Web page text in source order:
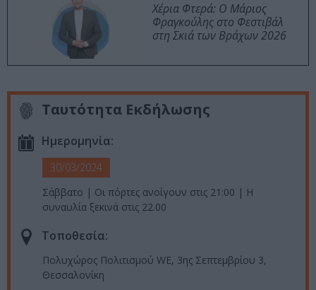
Χέρια Φτερά: Ο Μάριος
Φραγκούλης στο Φεστιβάλ
στη Σκιά των Βράχων 2026
Ταυτότητα Εκδήλωσης
Ημερομηνία:
30/03/2024
Σάββατο | Οι πόρτες ανοίγουν στις 21:00 | Η
συναυλία ξεκινά στις 22.00
Τοποθεσία:
Πολυχώρος Πολιτισμού WE, 3ης Σεπτεμβρίου 3,
Θεσσαλονίκη